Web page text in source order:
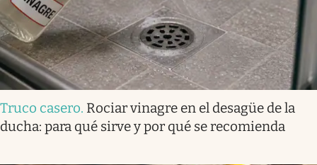
Truco casero. Rociar vinagre en el desagüe de la
ducha: para qué sirve y por qué se recomienda